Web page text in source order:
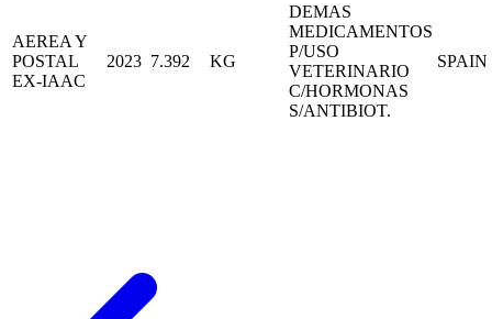
AEREA Y
POSTAL
EX-IAAC
2023 7.392 KG
DEMAS
MEDICAMENTOS
P/USO
VETERINARIO
C/HORMONAS
S/ANTIBIOT.
SPAIN